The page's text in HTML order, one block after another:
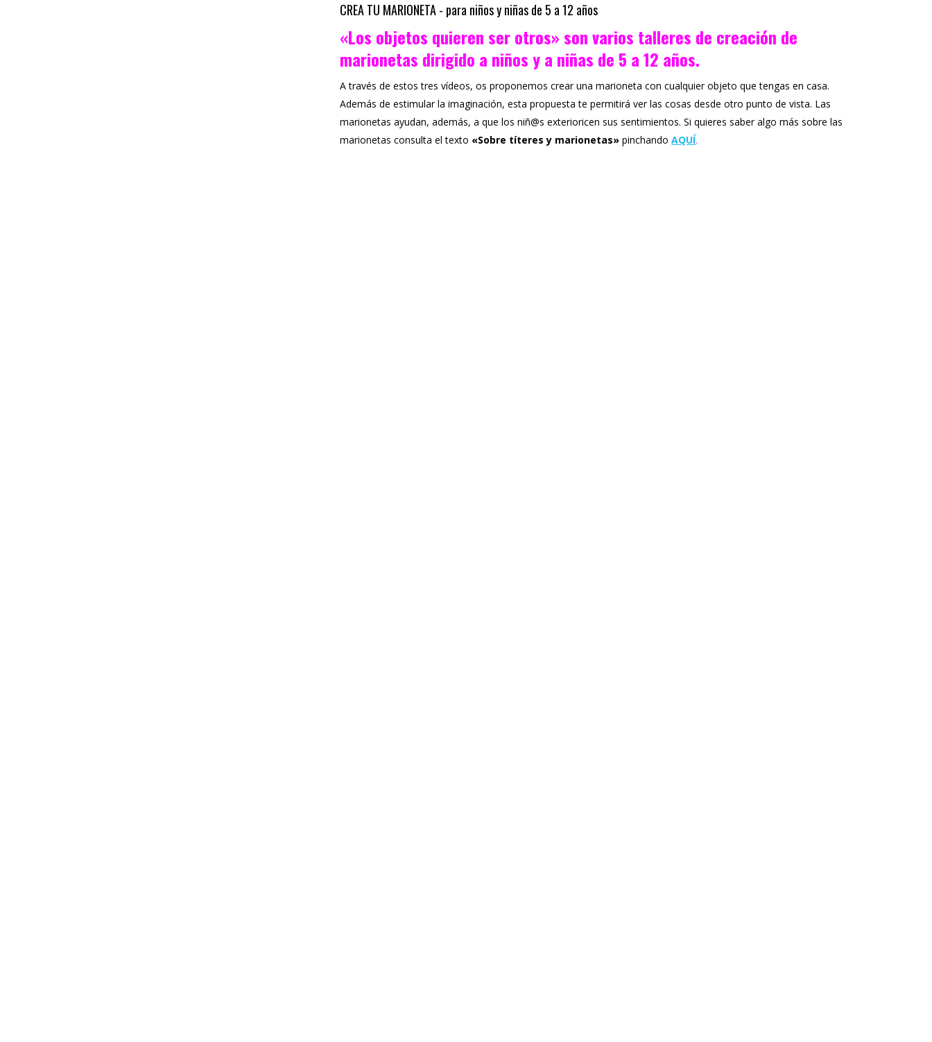
CREA TU MARIONETA - para niños y niñas de 5 a 12 años
«Los objetos quieren ser otros» son varios talleres de creación de
marionetas dirigido a niños y a niñas de 5 a 12 años.
A través de estos tres vídeos, os proponemos crear una marioneta con cualquier objeto que tengas en casa.
Además de estimular la imaginación, esta propuesta te permitirá ver las cosas desde otro punto de vista. Las
marionetas ayudan, además, a que los niñ@s exterioricen sus sentimientos. Si quieres saber algo más sobre las
marionetas consulta el texto «Sobre títeres y marionetas» pinchandoAQUÍ.